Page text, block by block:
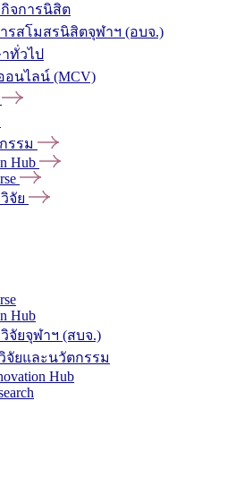
จการนิสิต
รสโมสรนิสิตจุฬาฯ (อบจ.)
ทั่วไป
อนไลน์ (MCV)
รรม
Hub
จัย
Hub
จัยจุฬาฯ (สบจ.)
จัยและนวัตกรรม
Hub